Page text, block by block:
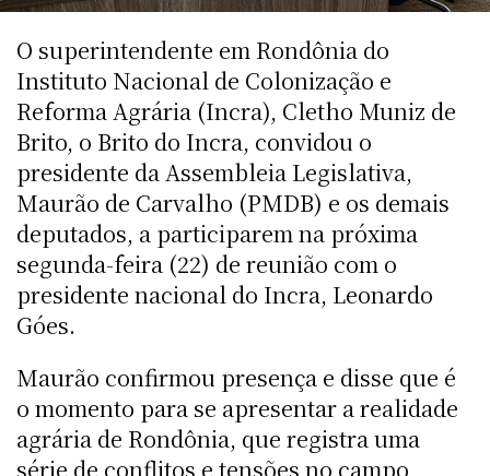
O superintendente em Rondônia do
Instituto Nacional de Colonização e
Reforma Agrária (Incra), Cletho Muniz de
Brito, o Brito do Incra, convidou o
presidente da Assembleia Legislativa,
Maurão de Carvalho (PMDB) e os demais
deputados, a participarem na próxima
segunda-feira (22) de reunião com o
presidente nacional do Incra, Leonardo
Góes.
Maurão confirmou presença e disse que é
o momento para se apresentar a realidade
agrária de Rondônia, que registra uma
série de conflitos e tensões no campo